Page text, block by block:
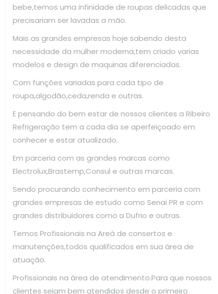
bebe,temos uma infinidade de roupas delicadas que
precisariam ser lavadas a mão.
Mais as grandes empresas hoje sabendo desta
necessidade da mulher moderna,tem criado varias
modelos e design de maquinas diferenciadas.
Com funções variadas para cada tipo de
roupa,algodão,ceda,renda e outras.
E pensando do bem estar de nossos clientes a Ribeiro
Refrigeração tem a cada dia se aperfeiçoado em
conhecer e estar atualizado.
Em parceria com as grandes marcas como
Electrolux,Brastemp,Consul e outras marcas.
Sendo procurando conhecimento em parceria com
grandes empresas de estudo como Senai PR e com
grandes distribuidores como a Dufrio e outras.
Temos Profissionais na Areá de consertos e
manutenções,todos qualificados em sua área de
atuação.
Profissionais na área de atendimento.Para que nossos
clientes sejam bem atendidos desde o primeiro